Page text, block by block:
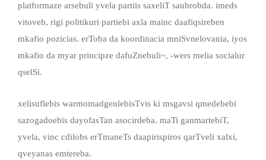
platformaze arsebuli yvela partiis saxeliT saubrobda. imeds
vitoveb, rigi politikuri partiebi axla mainc daafiqsireben
mkafio pozicias. erToba da koordinacia mniSvnelovania, iyos
mkafio da myar principze dafuZnebuli~, -wers melia socialur
qselSi.
xelisuflebis warmomadgenlebisTvis ki msgavsi qmedebebi
sazogadoebis dayofasTan asocirdeba. maTi ganmartebiT,
yvela, vinc cdilobs erTmaneTs daapirispiros qarTveli xalxi,
qveyanas emtereba.